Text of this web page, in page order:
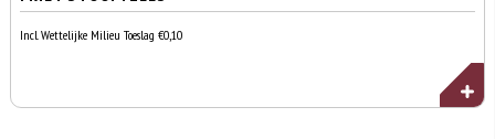
Incl. Wettelijke Milieu Toeslag €0,10